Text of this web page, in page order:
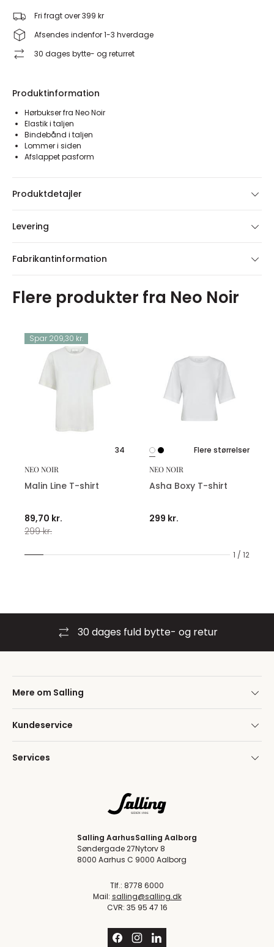
Fri fragt over 399 kr
Afsendes indenfor 1-3 hverdage
30 dages bytte- og returret
Produktinformation
Hørbukser fra Neo Noir
Elastik i taljen
Bindebånd i taljen
Lommer i siden
Afslappet pasform
Produktdetajler
Levering
Fabrikantinformation
Flere produkter fra Neo Noir
1 / 12
Spar 209,30 kr.
34
NEO NOIR
Malin Line T-shirt
89,70 kr.
299 kr.
Flere størrelser
NEO NOIR
Asha Boxy T-shirt
299 kr.
30 dages fuld bytte- og retur
Mere om Salling
Kundeservice
Services
Salling Aarhus
Søndergade 27
8000 Aarhus C
Salling Aalborg
Nytorv 8
9000 Aalborg
Tlf.: 8778 6000
Mail: salling@salling.dk
CVR: 35 95 47 16